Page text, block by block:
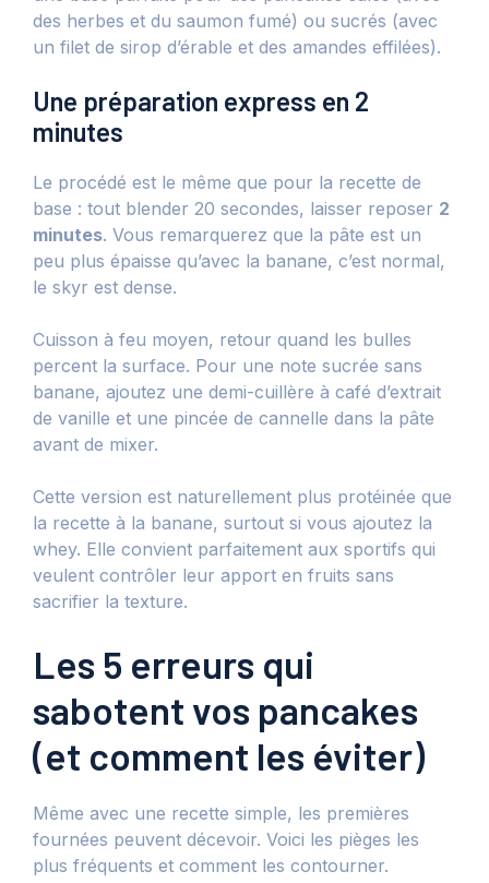
des herbes et du saumon fumé) ou sucrés (avec
un filet de sirop d’érable et des amandes effilées).
Une préparation express en 2
minutes
Le procédé est le même que pour la recette de
base : tout blender 20 secondes, laisser reposer 2
minutes. Vous remarquerez que la pâte est un
peu plus épaisse qu’avec la banane, c’est normal,
le skyr est dense.
Cuisson à feu moyen, retour quand les bulles
percent la surface. Pour une note sucrée sans
banane, ajoutez une demi-cuillère à café d’extrait
de vanille et une pincée de cannelle dans la pâte
avant de mixer.
Cette version est naturellement plus protéinée que
la recette à la banane, surtout si vous ajoutez la
whey. Elle convient parfaitement aux sportifs qui
veulent contrôler leur apport en fruits sans
sacrifier la texture.
Les 5 erreurs qui
sabotent vos pancakes
(et comment les éviter)
Même avec une recette simple, les premières
fournées peuvent décevoir. Voici les pièges les
plus fréquents et comment les contourner.